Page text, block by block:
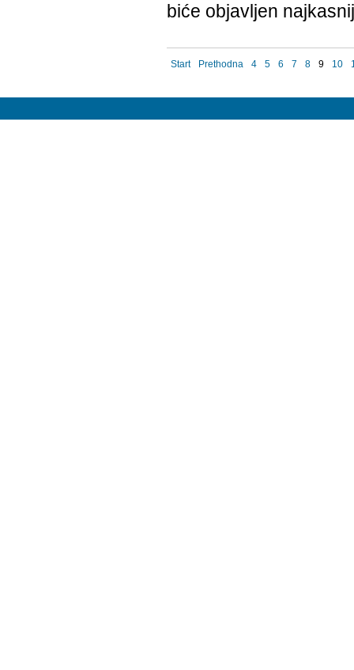
biće objavljen
Start Prethodna 4 5 6 7 8 9 10